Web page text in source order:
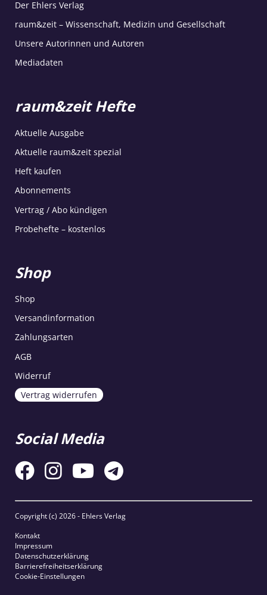
Der Ehlers Verlag
raum&zeit – Wissenschaft, Medizin und Gesellschaft
Unsere Autorinnen und Autoren
Mediadaten
raum&zeit Hefte
Aktuelle Ausgabe
Aktuelle raum&zeit spezial
Heft kaufen
Abonnements
Vertrag / Abo kündigen
Probehefte – kostenlos
Shop
Shop
Versandinformation
Zahlungsarten
AGB
Widerruf
Vertrag widerrufen
Social Media
Copyright (c) 2026 - Ehlers Verlag
Kontakt
Impressum
Datenschutzerklärung
Barrierefreiheitserklärung
Cookie-Einstellungen